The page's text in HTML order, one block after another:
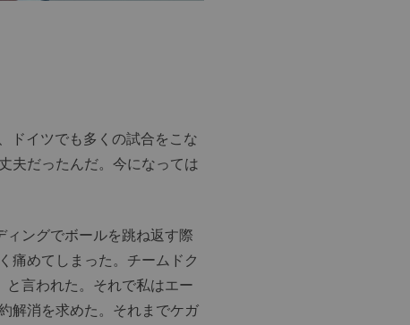
ドイツでも多くの試合をこな
夫だったんだ。今になっては
ングでボールを跳ね返す際
痛めてしまった。チームドク
言われた。それで私はエー
解消を求めた。それまでケガ